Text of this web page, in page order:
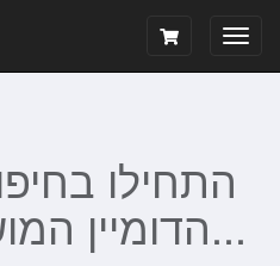
התחילו
הדומיין המושלם עבורכם...